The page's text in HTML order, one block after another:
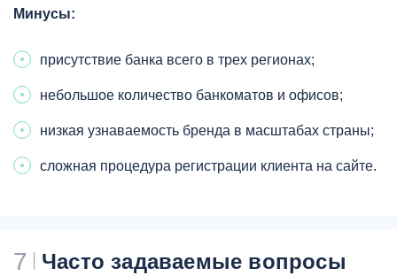
Минусы:
присутствие банка всего в трех регионах;
небольшое количество банкоматов и офисов;
низкая узнаваемость бренда в масштабах страны;
сложная процедура регистрации клиента на сайте.
7 Часто задаваемые вопросы